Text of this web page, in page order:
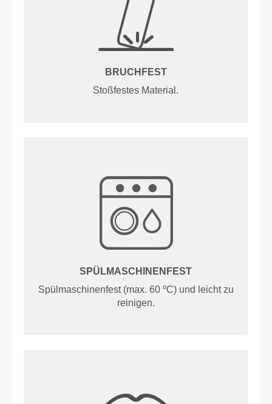
BRUCHFEST
Stoßfestes Material.
SPÜLMASCHINENFEST
Spülmaschinenfest (max. 60 ºC) und leicht zu
reinigen.